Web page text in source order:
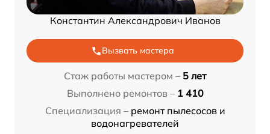
Константин Александрович Иванов
Вызвать мастера
Стаж работы мастером – 5 лет
Выполнено ремонтов – 1 410
Специализация – ремонт пылесосов и
водонагревателей